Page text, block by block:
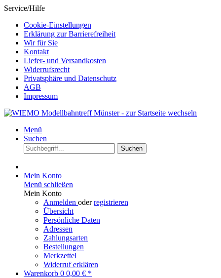
Service/Hilfe
Cookie-Einstellungen
Erklärung zur Barrierefreiheit
Wir für Sie
Kontakt
Liefer- und Versandkosten
Widerrufsrecht
Privatsphäre und Datenschutz
AGB
Impressum
Menü
Suchen
Suchen
Mein Konto
Menü schließen
Mein Konto
Anmelden oderregistrieren
Übersicht
Persönliche Daten
Adressen
Zahlungsarten
Bestellungen
Merkzettel
Widerruf erklären
Warenkorb 0 0,00 € *